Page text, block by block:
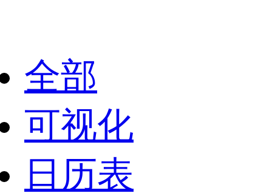
全部
可视化
日历表